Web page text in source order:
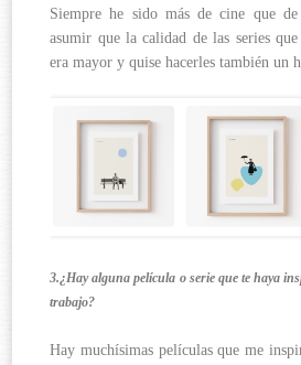
Siempre he sido más de cine que
asumir que la calidad de las series
era mayor y quise hacerles también un
3.¿Hay alguna película o serie que te haya
trabajo?
Hay muchísimas películas que me